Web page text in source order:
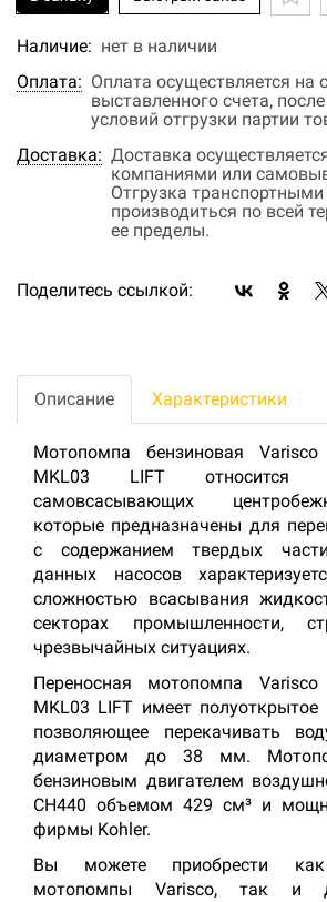
Наличие: нет в наличии
Оплата: Оплата осуществляется на
выставленного счета,
условий отгрузки партии
Доставка: Доставка
компаниями или
Отгрузка
производиться по всей
ее пределы.
Поделитесь ссылкой:
Описание Характеристики
Мотопомпа бензиновая
MKL03 LIFT относится
самовсасывающих
которые предназначены для
с содержанием твердых
данных насосов
сложностью всасывания
секторах промышленности,
чрезвычайных ситуациях.
Переносная мотопомпа
MKL03 LIFT имеет полуоткрытое
позволяющее перекачивать
диаметром до 38 мм.
бензиновым двигателем
CH440 объемом 429 см³ и
фирмы Kohler.
Вы можете приобрести как
мотопомпы Varisco, так и